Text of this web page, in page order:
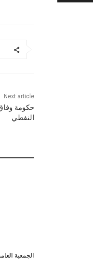
Next article
حكومة وفاق
النفطي
الجمعية